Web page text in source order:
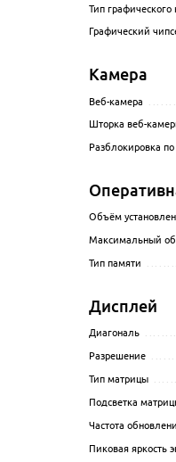
Тип графического
Графический
Камера
Веб-камера
Шторка веб-
Разблокировка
Объём
Максимальный
Тип памяти
Дисплей
Диагональ
Разрешение
Тип матрицы
Подсветка
Частота
Пиковая яркость